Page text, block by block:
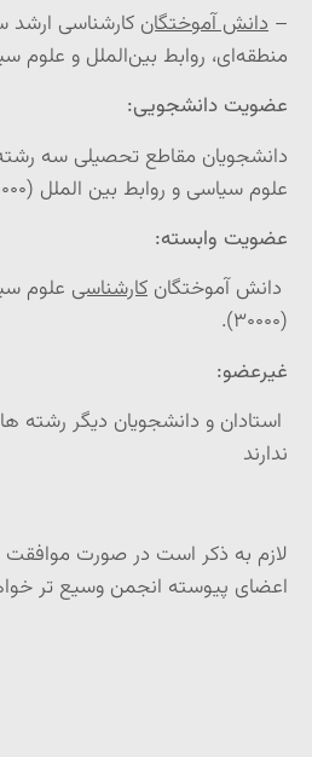
– دانش آموختگان کارشناسی
منطقه‌ای، روابط بین‌الملل و علوم سیاسی
عضویت دانشجویی:
دانشجویان مقاطع تحصیلی سه
علوم سیاسی و روابط بین الملل (۳۰۰۰۰)
عضویت وابسته:
دانش آموختگان کارشناسی علوم
(۳۰۰۰۰).
غیرعضو:
استادان و دانشجویان دیگر رشته
ندارند
لازم به ذکر است در صورت
اعضای پیوسته انجمن وسیع تر